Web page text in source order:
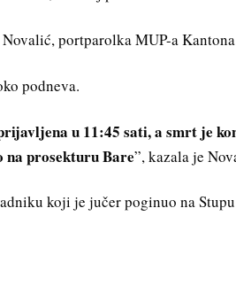
portparolka MUP-a
podneva.
u 11:45 sati, a smrt je
na prosekturu Bare”, kazala je
koji je jučer poginuo na